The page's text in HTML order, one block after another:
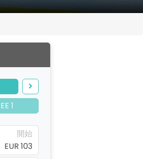
1
開始
EUR 103